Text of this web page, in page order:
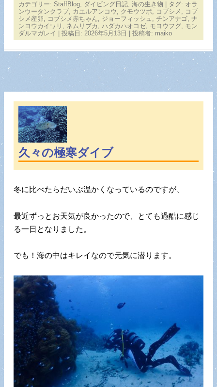
カテゴリー: StaffBlog, ダイビング日記, 海の生き物 | タグ: オラ
ンウータンクラブ, カエルアンコウ , クモウツボ, コブシメ , コブ
シメ産卵, コブシメ赤ちゃん, ジョーフィッシュ , チンアナゴ, ナ
ンヨウカイワリ , ネムリブカ , ハダカハオコゼ, モヨウフグ, モン
ダルマガレイ
| 投稿日: 2026年5月13日 投稿者: maiko
久々の極寒ダイブ
冬に比べたらだいぶ温かくなっているのですが、
最近ずっとお天気が良かったので、とても過酷に感じ
る一日となりました。
でも！海の中はキレイなので元気に潜ります。